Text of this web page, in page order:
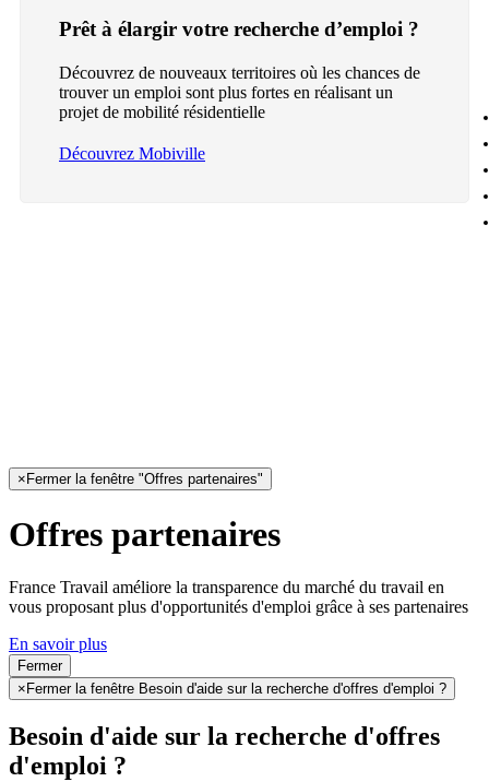
Prêt à élargir votre recherche d’emploi ?
Découvrez de nouveaux territoires où les chances de
trouver un emploi sont plus fortes en réalisant un
projet de mobilité résidentielle
Découvrez Mobiville
× Fermer la fenêtre "Offres partenaires"
Offres partenaires
France Travail améliore la transparence du marché du travail en
vous proposant plus d'opportunités d'emploi grâce à ses partenaires
En savoir plus
Fermer
× Fermer la fenêtre Besoin d'aide sur la recherche d'offres d'emploi ?
Besoin d'aide sur la recherche d'offres
d'emploi ?